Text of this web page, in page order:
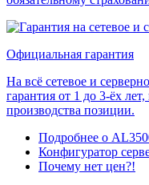
Официальная гарантия
На всё сетевое и
гарантия от 1 до 3-ёх
производства позиции.
Подробнее о
Конфигуратор
Почему нет цен?!